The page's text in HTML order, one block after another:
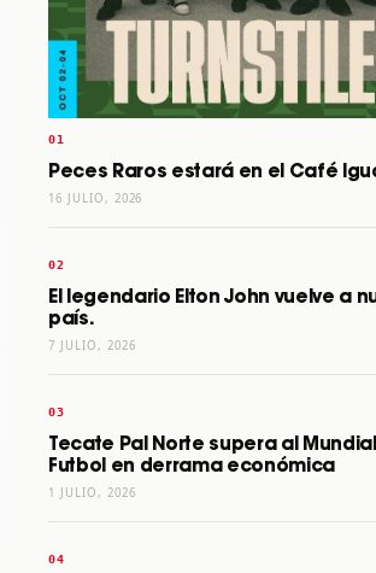
Peces Raros estará en el Café
16 JULIO, 2026
El legendario Elton John vuelve a
país.
7 JULIO, 2026
Tecate Pal Norte supera al
Futbol en derrama económica
1 JULIO, 2026